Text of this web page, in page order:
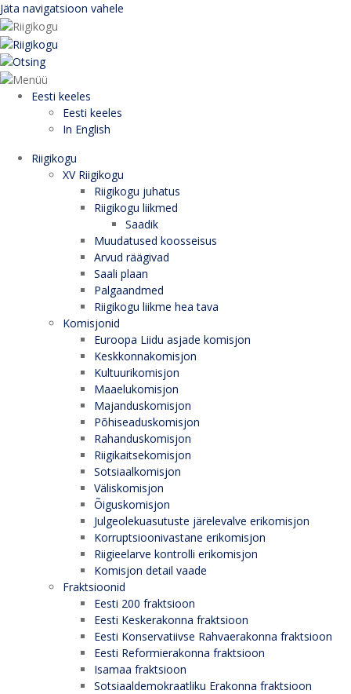
Jäta navigatsioon vahele
Eesti keeles
Eesti keeles
In English
Riigikogu
XV Riigikogu
Riigikogu juhatus
Riigikogu liikmed
Saadik
Muudatused koosseisus
Arvud räägivad
Saali plaan
Palgaandmed
Riigikogu liikme hea tava
Komisjonid
Euroopa Liidu asjade komisjon
Keskkonnakomisjon
Kultuurikomisjon
Maaelukomisjon
Majanduskomisjon
Põhiseaduskomisjon
Rahanduskomisjon
Riigikaitsekomisjon
Sotsiaalkomisjon
Väliskomisjon
Õiguskomisjon
Julgeolekuasutuste järelevalve erikomisjon
Korruptsioonivastane erikomisjon
Riigieelarve kontrolli erikomisjon
Komisjon detail vaade
Fraktsioonid
Eesti 200 fraktsioon
Eesti Keskerakonna fraktsioon
Eesti Konservatiivse Rahvaerakonna fraktsioon
Eesti Reformierakonna fraktsioon
Isamaa fraktsioon
Sotsiaaldemokraatliku Erakonna fraktsioon